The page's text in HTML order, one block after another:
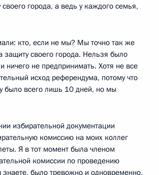
своего города, а ведь у каждого семья,
кто, если не мы? Мы точно так же
защиту своего города. Нельзя было
ничего не предпринимать. Хотя не все
исход референдума, потому что
было всего лишь 10 дней, но мы
избирательной документации
комиссию на моих коллег
Я в тот момент была членом
комиссии по проведению
было тревожно и одновременно,